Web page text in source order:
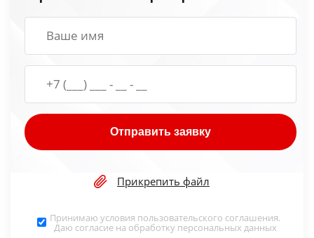
Отправить заявку
Прикрепить файл
Принимаю условия пользовательского соглашения.
Даю согласие на обработку персональных данных